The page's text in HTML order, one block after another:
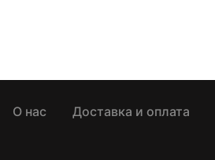
О нас Доставка и оплата